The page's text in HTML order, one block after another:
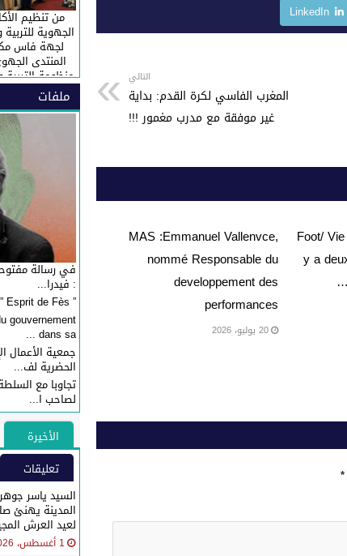
من تنظيم
الجهوية
لجهة فاس
المنتدى
منظومة التربية
:خارطة إصلاح
“الحصيلة
ملفات
في رسالة
: فيدرا...
” Affaire Fondation ” Esprit de Fès ”...
gouvernement
dans sa ...
جمعية الأعمال
الحضرية لف...
تجاوبا مع
لصاحب ا...
الأخيرة
تعليقات
السيد ياسر
لعيد العرش
1 أغسطس، 2026
LinkedIn
التالي
المغرب الفاسي لكرة القدم: بداية
غير موفقة مع مدرب مغمور !!!
Foot/
y a
MAS :Emmanuel Vallenvce,
nommé Responsable du
developpement des
performances
20 يوليو، 2026
*